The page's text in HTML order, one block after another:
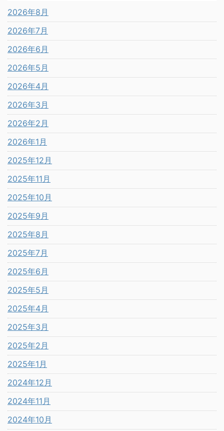
2026年8月
2026年7月
2026年6月
2026年5月
2026年4月
2026年3月
2026年2月
2026年1月
2025年12月
2025年11月
2025年10月
2025年9月
2025年8月
2025年7月
2025年6月
2025年5月
2025年4月
2025年3月
2025年2月
2025年1月
2024年12月
2024年11月
2024年10月